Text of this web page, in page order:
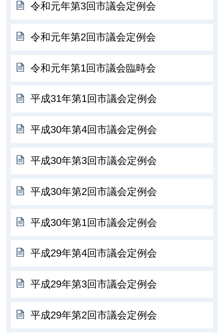
令和元年第3回市議会定例会
令和元年第2回市議会定例会
令和元年第1回市議会臨時会
平成31年第1回市議会定例会
平成30年第4回市議会定例会
平成30年第3回市議会定例会
平成30年第2回市議会定例会
平成30年第1回市議会定例会
平成29年第4回市議会定例会
平成29年第3回市議会定例会
平成29年第2回市議会定例会